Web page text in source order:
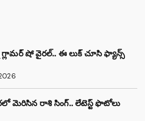
షో వైరల్.. ఈ లుక్ చూసి ఫ్యాన్స్
మెరిసిన రాశి సింగ్.. లేటెస్ట్ ఫొటోలు